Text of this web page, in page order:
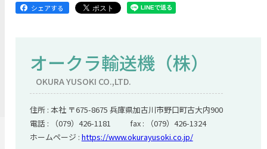
シェアする
オークラ輸送機（株）
OKURA YUSOKI CO.,LTD.
住所 : 本社 〒675-8675 兵庫県加古川市野口町古大内900
電話 : （079）426-1181 fax : （079）426-1324
ホームページ : https://www.okurayusoki.co.jp/